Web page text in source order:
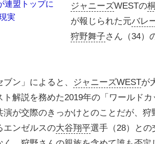
連盟トップに
実
ジャニーズWESTの
が報じられた元バレ
狩野舞子さん（34）
ブン」によると、 ジャニーズWESTが
ト解説を務めた2019年の「ワールド
演が交際のきっかけとのことだが、
エンゼルスの大谷翔平選手（28）との